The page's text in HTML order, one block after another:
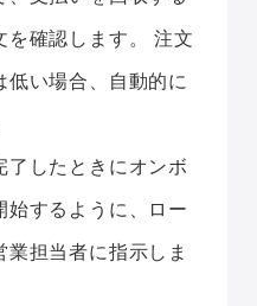
確認します。 注文
低い場合、自動的に
了したときにオンボ
始するように、ロー
業担当者に指示しま